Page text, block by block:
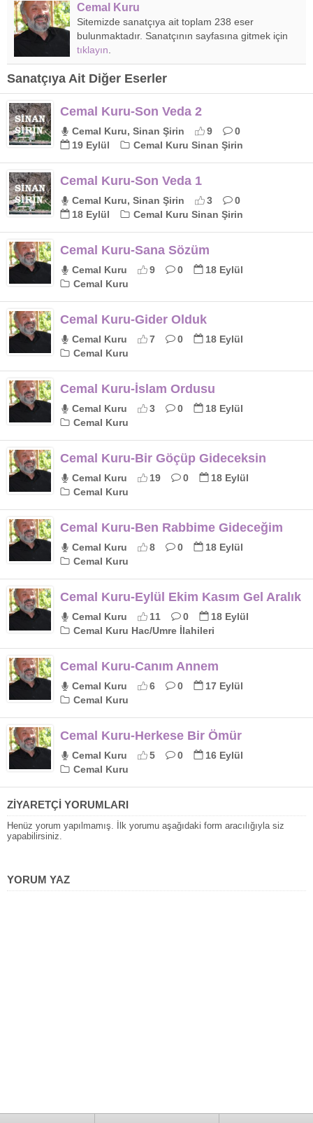
Cemal Kuru
Sitemizde sanatçıya ait toplam 238 eser
bulunmaktadır. Sanatçının sayfasına gitmek için
tıklayın
Sanatçıya Ait Diğer Eserler
Cemal Kuru-Son Veda 2
Cemal Kuru, Sinan Şirin 9
0
19 Eylül
Cemal Kuru Sinan Şirin
Cemal Kuru-Son Veda 1
Cemal Kuru, Sinan Şirin 3
0
18 Eylül
Cemal Kuru Sinan Şirin
Cemal Kuru-Sana Sözüm
Cemal Kuru 9 0
18 Eylül
Cemal Kuru
Cemal Kuru-Gider Olduk
Cemal Kuru 7 0
18 Eylül
Cemal Kuru
Cemal Kuru-İslam Ordusu
Cemal Kuru 3 0
18 Eylül
Cemal Kuru
Cemal Kuru-Bir Göçüp Gideceksin
Cemal Kuru 19 0
18 Eylül
Cemal Kuru
Cemal Kuru-Ben Rabbime Gideceğim
Cemal Kuru 8 0
18 Eylül
Cemal Kuru
Cemal Kuru-Eylül Ekim Kasım Gel Aralık
Cemal Kuru 11 0
18 Eylül
Cemal Kuru Hac/Umre İlahileri
Cemal Kuru-Canım Annem
Cemal Kuru 6 0
17 Eylül
Cemal Kuru
Cemal Kuru-Herkese Bir Ömür
Cemal Kuru 5 0
16 Eylül
Cemal Kuru
ZİYARETÇİ YORUMLARI
Henüz yorum yapılmamış. İlk yorumu aşağıdaki form aracılığıyla siz
yapabilirsiniz.
YORUM YAZ